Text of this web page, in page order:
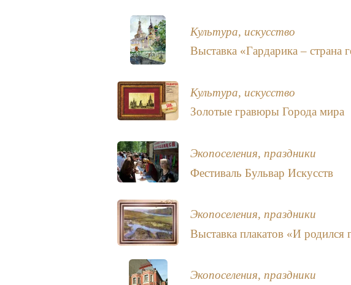
Культура, искусство
Выставка «Гардарика – страна
Культура, искусство
Золотые гравюры Города мира
Экопоселения, праздники
Фестиваль Бульвар Искусств
Экопоселения, праздники
Выставка плакатов «И родился
Экопоселения, праздники